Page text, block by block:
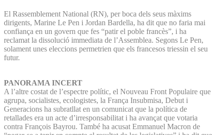
El Rassemblement National (RN), per boca dels seus màxims
dirigents, Marine Le Pen i Jordan Bardella, ha dit que no faria mai
confiança en un govern que fes “patir el poble francès”, i ha
reclamat la dissolució immediata de l’Assemblea. Segons Le Pen,
solament unes eleccions permetrien que els francesos triessin el seu
futur.
PANORAMA INCERT
A l’altre costat de l’espectre polític, el Nouveau Front Populaire que
agrupa, socialistes, ecologistes, la França Insubmisa, Debut i
Generacions ha subratllat en un comunicat que la política de
retallades era un acte d’irresponsabilitat i ha avançat que votaria
contra François Bayrou. També ha acusat Emmanuel Macron de